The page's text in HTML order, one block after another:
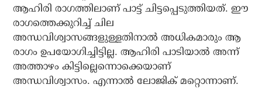
ആഹിരി രാഗത്തിലാണ് പാട്ട് ചിട്ടപ്പെടുത്തിയത്. ഈ
രാഗത്തെക്കുറിച്ച് ചില
അന്ധവിശ്വാസങ്ങളുള്ളതിനാല്‍ അധികമാരും ആ
രാഗം ഉപയോഗിച്ചിട്ടില്ല. ആഹിരി പാടിയാല്‍ അന്ന്
അത്താഴം കിട്ടില്ലെന്നൊക്കെയാണ്
അന്ധവിശ്വാസം. എന്നാല്‍ ലോജിക് മറ്റൊന്നാണ്.